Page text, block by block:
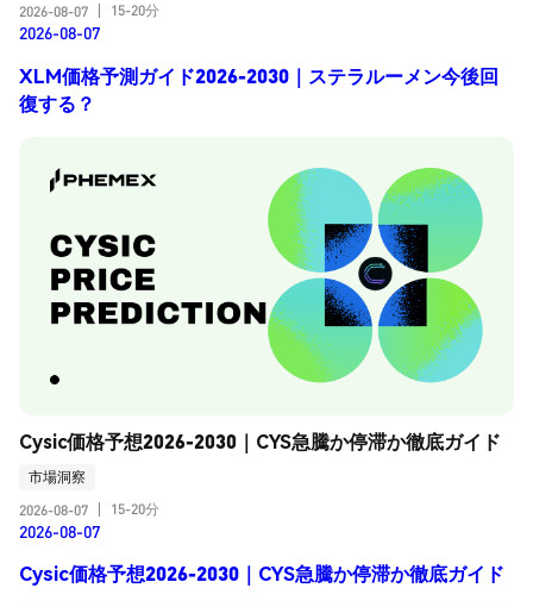
2026-08-07
15-20分
2026-08-07
XLM価格予測ガイド2026-2030｜ステラルーメン今後回
復する？
Cysic価格予想2026-2030｜CYS急騰か停滞か徹底ガイド
市場洞察
2026-08-07
15-20分
2026-08-07
Cysic価格予想2026-2030｜CYS急騰か停滞か徹底ガイド